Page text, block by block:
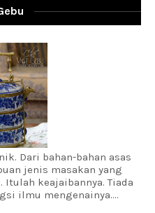
Dari bahan-bahan asas
jenis masakan yang
Itulah keajaibannya. Tiada
ilmu mengenainya....